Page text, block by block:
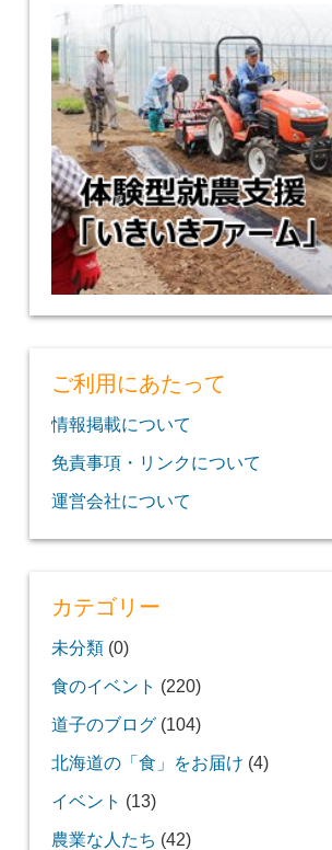
ご利用にあたって
情報掲載について
免責事項・リンクについて
運営会社について
カテゴリー
未分類(0)
食のイベント (220)
道子のブログ(104)
北海道の「食」をお届け (4)
イベント (13)
農業な人たち (42)